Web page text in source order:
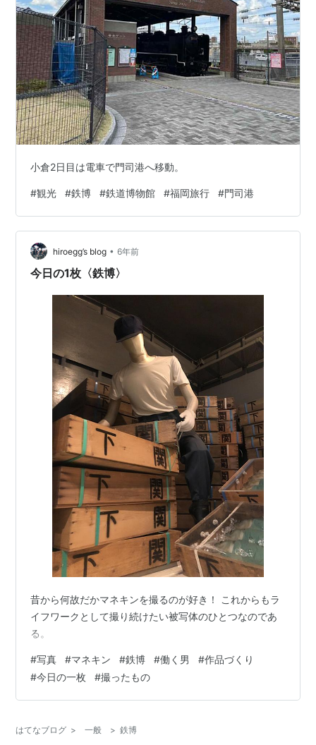
小倉2日目は電車で門司港へ移動。
#観光 #鉄博 #鉄道博物館 #福岡旅行 #門司港
hiroegg’s blog • 6年前
今日の1枚〈鉄博〉
昔から何故だかマネキンを撮るのが好き！ これからもラ
イフワークとして撮り続けたい被写体のひとつなのであ
る。
#写真 #マネキン #鉄博 #働く男 #作品づくり
#今日の一枚 #撮ったもの
はてなブログ > 一般 > 鉄博